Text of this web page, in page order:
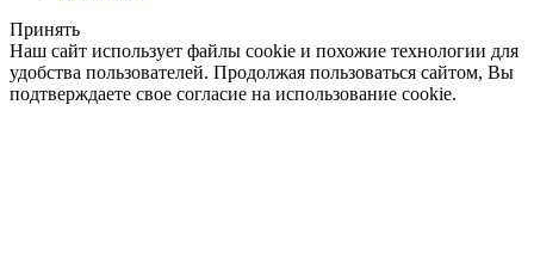
Принять
Наш сайт использует файлы cookie и похожие технологии для
удобства пользователей. Продолжая пользоваться сайтом, Вы
подтверждаете свое согласие на использование cookie.